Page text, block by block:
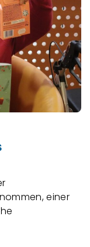
einer